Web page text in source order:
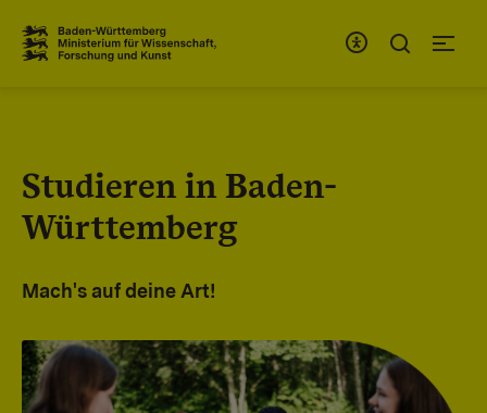
Studieren in Baden-
Württemberg
Mach's auf deine Art!